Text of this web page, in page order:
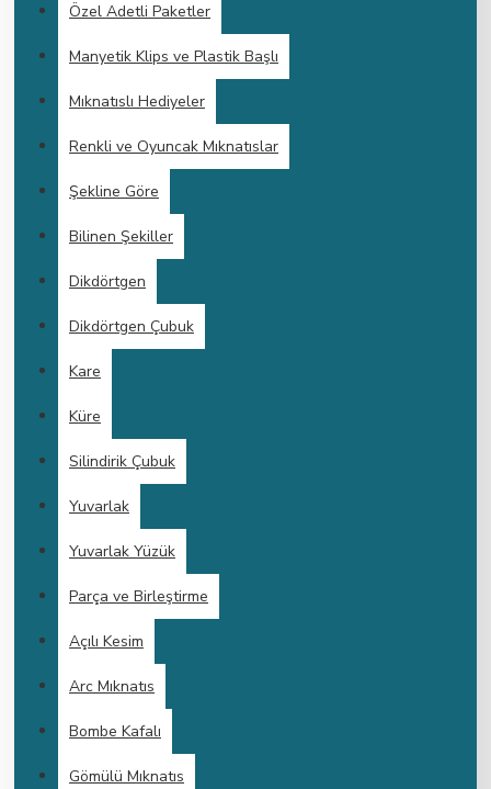
Özel Adetli Paketler
Manyetik Klips ve Plastik Başlı
Mıknatıslı Hediyeler
Renkli ve Oyuncak Mıknatıslar
Şekline Göre
Bilinen Şekiller
Dikdörtgen
Dikdörtgen Çubuk
Kare
Küre
Silindirik Çubuk
Yuvarlak
Yuvarlak Yüzük
Parça ve Birleştirme
Açılı Kesim
Arc Mıknatıs
Bombe Kafalı
Gömülü Mıknatıs